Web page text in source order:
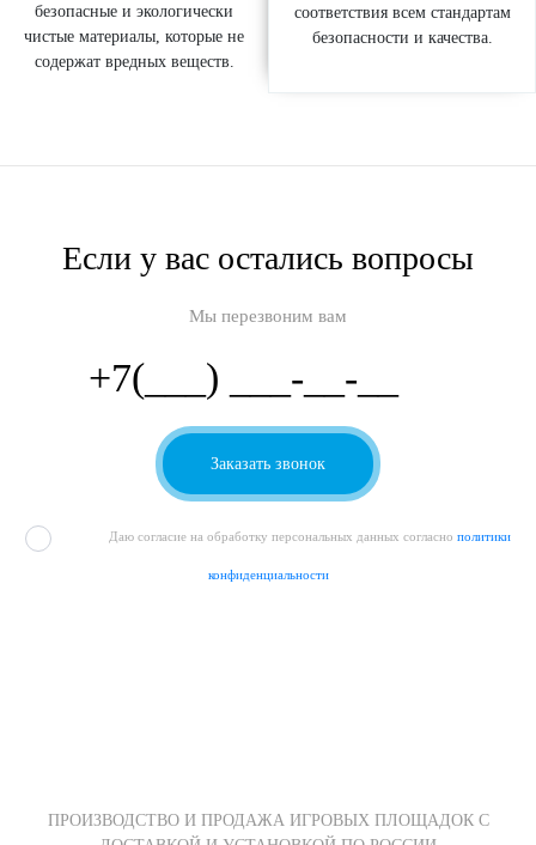
безопасные и экологически
чистые материалы, которые не
содержат вредных веществ.
соответствия всем стандартам
безопасности и качества.
Если у вас остались вопросы
Мы перезвоним вам
Даю согласие на обработку персональных данных согласно политики
конфиденциальности
ПРОИЗВОДСТВО И ПРОДАЖА ИГРОВЫХ ПЛОЩАДОК С